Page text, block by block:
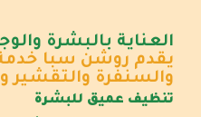
العناية بالبشرة
يقدم روشن سبا
والسنفرة والتقشير
تنظيف عميق للبشرة